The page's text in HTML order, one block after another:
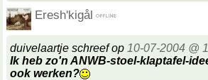
Eresh'kigål
duivelaartje schreef op 10-07-2004 @
Ik heb zo'n ANWB-stoel-klaptafel-
ook werken?